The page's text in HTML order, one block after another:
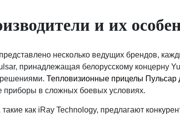
и их
несколько ведущих брендов,
принадлежащая белорусскому концерну
Тепловизионные прицелы Пульсар
в сложных боевых условиях.
такие как iRay Technology, предлагают